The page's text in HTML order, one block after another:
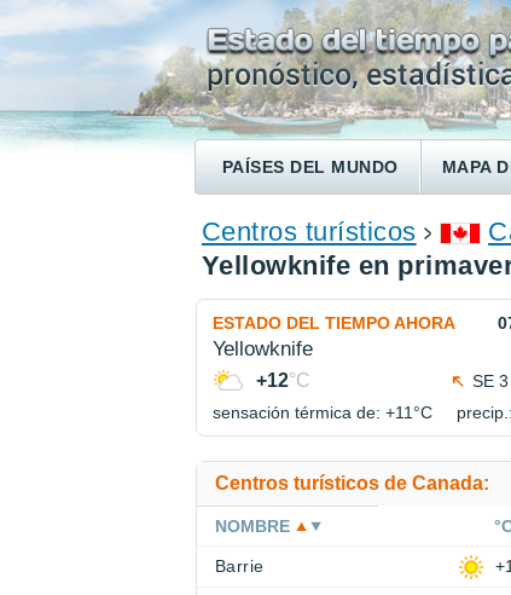
PAÍSES DEL MUNDO MAPA
ENCONTRAR UN HOTEL
Centros turísticos
Yellowknife en
ESTADO DEL TIEMPO AHORA
Yellowknife
+12°C
SE
sensación térmica de: +11°C
Centros turísticos de Canada:
NOMBRE
Barrie